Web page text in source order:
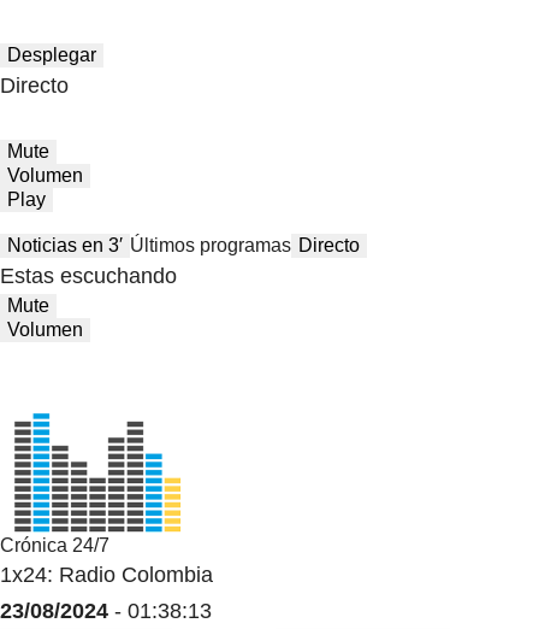
Desplegar
Directo
Mute
Volumen
Play
Noticias en 3′ Últimos programas Directo
Estas escuchando
Mute
Volumen
Crónica 24/7
1x24: Radio Colombia
23/08/2024 - 01:38:13